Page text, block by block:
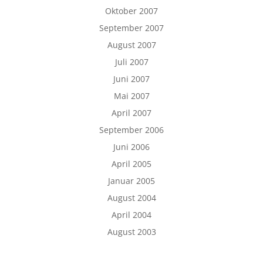
Oktober 2007
September 2007
August 2007
Juli 2007
Juni 2007
Mai 2007
April 2007
September 2006
Juni 2006
April 2005
Januar 2005
August 2004
April 2004
August 2003